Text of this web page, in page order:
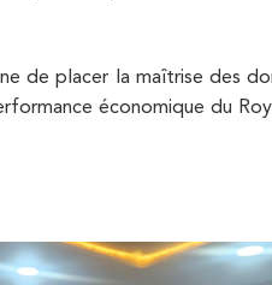
de placer la maîtrise des
économique du